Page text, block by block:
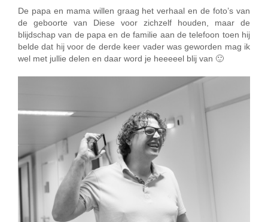
De papa en mama willen graag het verhaal en de foto’s van
de geboorte van Diese voor zichzelf houden, maar de
blijdschap van de papa en de familie aan de telefoon toen hij
belde dat hij voor de derde keer vader was geworden mag ik
wel met jullie delen en daar word je heeeeel blij van 🙂